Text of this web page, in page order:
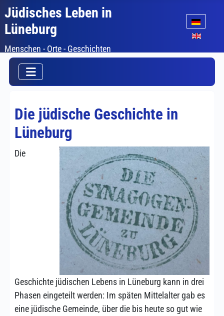
Jüdisches Leben in
Lüneburg
Menschen - Orte - Geschichten
Sprache
Die jüdische Geschichte in
Lüneburg
Die
Geschichte jüdischen Lebens in Lüneburg kann in drei
Phasen eingeteilt werden: Im späten Mittelalter gab es
eine jüdische Gemeinde, über die bis heute so gut wie